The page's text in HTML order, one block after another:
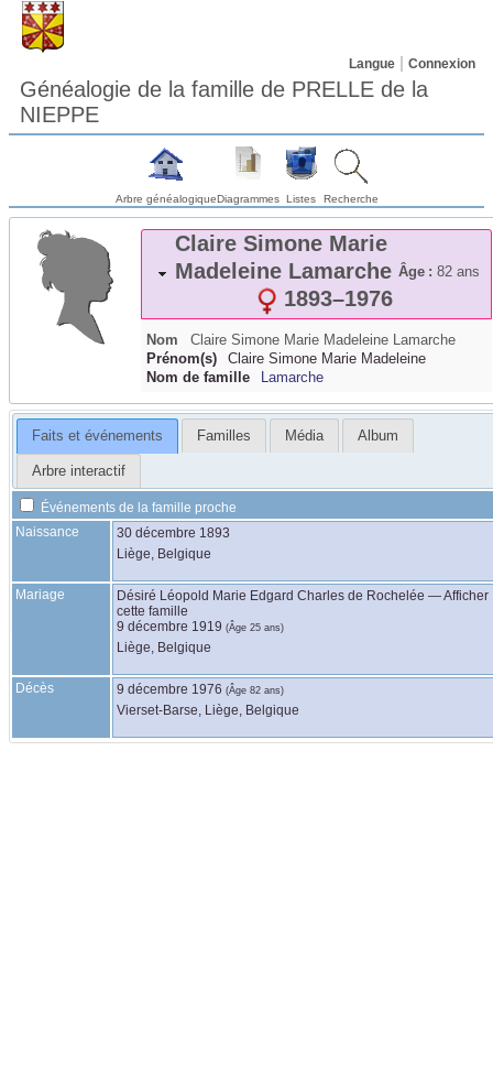
Langue Connexion
Généalogie de la famille de PRELLE de la
NIEPPE
Arbre généalogiqueDiagrammes Listes Recherche
Claire Simone Marie
Madeleine Lamarche Âge : 82 ans
1893–1976
Nom Claire Simone Marie Madeleine Lamarche
Prénom(s)
Claire Simone Marie Madeleine
Nom de famille
Lamarche
Faits et événements Familles Média Album
Arbre interactif
Événements de la famille proche
Naissance
30 décembre 1893
Liège, Belgique
Mariage Désiré Léopold Marie Edgard Charles de Rochelée —Afficher
cette famille
9 décembre 1919 (Âge 25 ans)
Liège, Belgique
Décès 9 décembre 1976 (Âge 82 ans)
Vierset-Barse, Liège, Belgique